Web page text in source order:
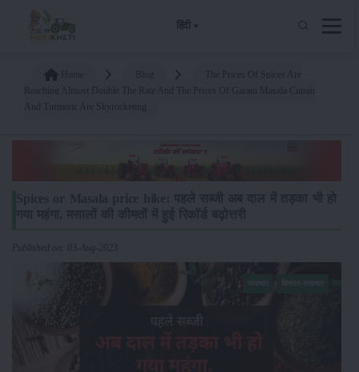
हिंदी
Published on: 03-Aug-2023